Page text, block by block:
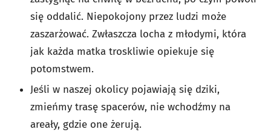
się oddalić. Niepokojony przez ludzi może
zaszarżować. Zwłaszcza locha z młodymi, która
jak każda matka troskliwie opiekuje się
potomstwem.
Jeśli w naszej okolicy pojawiają się dziki,
zmieńmy trasę spacerów, nie wchodźmy na
areały, gdzie one żerują.